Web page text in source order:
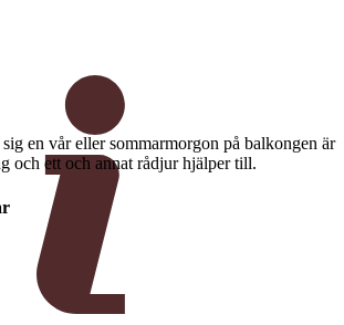
en vår eller sommarmorgon på balkongen är
och ett och annat rådjur hjälper till.